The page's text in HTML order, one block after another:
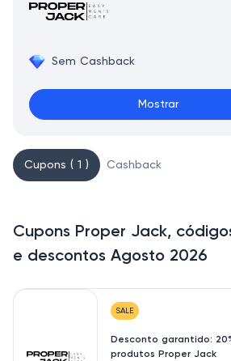
Sem Cashback
Mostrar
Cupons ( 1 ) Cashback
Cupons Proper Jack,
e descontos Agosto 2026
SALE
Desconto garantido:
produtos Proper Jack